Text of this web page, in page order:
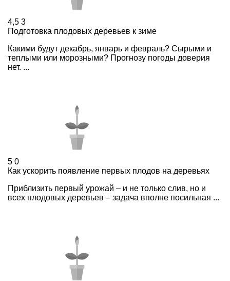
4,5 3
Подготовка плодовых деревьев к зиме
Какими будут декабрь, январь и февраль? Сырыми и
теплыми или морозными? Прогнозу погоды доверия
нет. ...
5 0
Как ускорить появление первых плодов на деревьях
Приблизить первый урожай – и не только слив, но и
всех плодовых деревьев – задача вполне посильная ...